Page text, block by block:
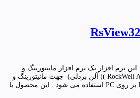
نرم افزار RsView32 v7.60 این نرم افزار یک نرم افزار مانیتورینگ و
اسکادا از شرگن RockWell Automation )( آلن بردلی) جهت مانیتورینگ و
اسکاردا به صورت RunTime بر روی PC استفاده می شود . این محصول با